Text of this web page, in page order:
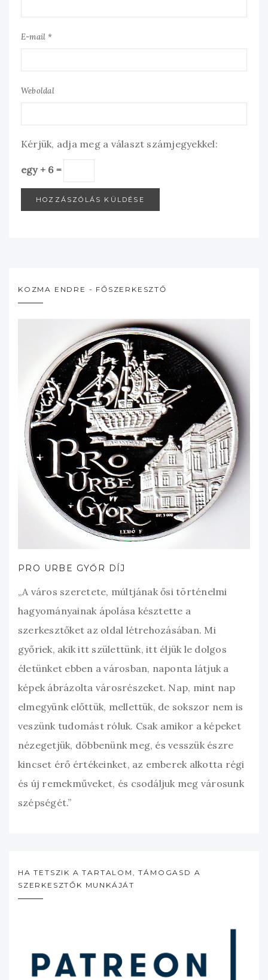
E-mail *
Weboldal
Kérjük, adja meg a választ számjegyekkel:
egy + 6 =
KOZMA ENDRE - FŐSZERKESZTŐ
PRO URBE GYŐR DÍJ
„A város szeretete, múltjának ősi történelmi
hagyományainak ápolása késztette a
szerkesztőket az oldal létrehozásában. Mi
győriek, akik itt születtünk, itt éljük le dolgos
életünket ebben a városban, naponta látjuk a
képek ábrázolta városrészeket. Nap, mint nap
elmegyünk előttük, mellettük, de sokszor nem is
veszünk tudomást róluk. Csak amikor a képeket
nézegetjük, döbbenünk meg, és vesszük észre
kincset érő értékeinket, az emberek alkotta régi
és új remekműveket, és csodáljuk meg városunk
szépségét.”
HA TETSZIK A TARTALOM, TÁMOGASD A
SZERKESZTŐK MUNKÁJÁT